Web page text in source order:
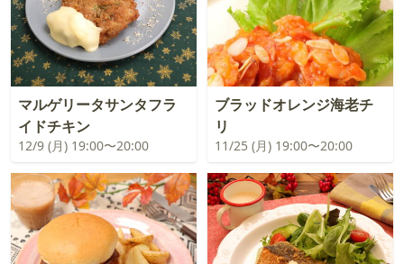
マルゲリータサンタフラ
イドチキン
12/9 (月) 19:00〜20:00
ブラッドオレンジ海老チ
リ
11/25 (月) 19:00〜20:00